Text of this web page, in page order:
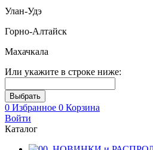
Улан-Удэ
Горно-Алтайск
Махачкала
Или укажите в строке ниже:
0 Избранное 0 Корзина
Войти
Каталог